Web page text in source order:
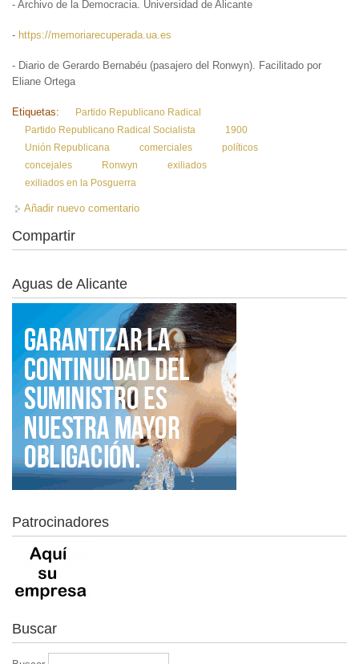
- Archivo de la Democracia. Universidad de Alicante
- https://memoriarecuperada.ua.es
- Diario de Gerardo Bernabéu (pasajero del Ronwyn). Facilitado por
Eliane Ortega
Etiquetas:
Partido Republicano Radical
Partido Republicano Radical Socialista
1900
Unión Republicana
comerciales
políticos
concejales
Ronwyn
exiliados
exiliados en la Posguerra
Añadir nuevo comentario
Compartir
Aguas de Alicante
Patrocinadores
Buscar